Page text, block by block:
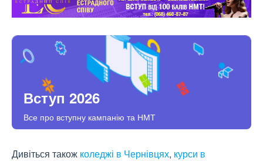
Вступ 2026
Все про вступну кампанію та НМТ
Дивіться також коледжі в Чернівцях, курси в